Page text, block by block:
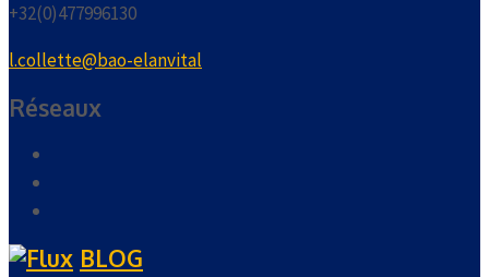
+32(0)477996130
l.collette@bao-elanvital
Réseaux
BLOG